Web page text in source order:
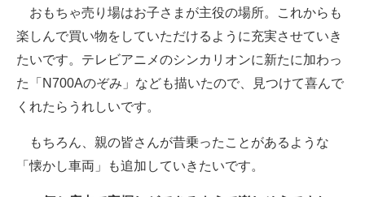
おもちゃ売り場はお子さまが主役の場所。これからも
楽しんで買い物をしていただけるように充実させていき
たいです。テレビアニメのシンカリオンに新たに加わっ
た「N700Aのぞみ」なども描いたので、見つけて喜んで
くれたらうれしいです。
もちろん、親の皆さんが昔乗ったことがあるような
「懐かし車両」も追加していきたいです。